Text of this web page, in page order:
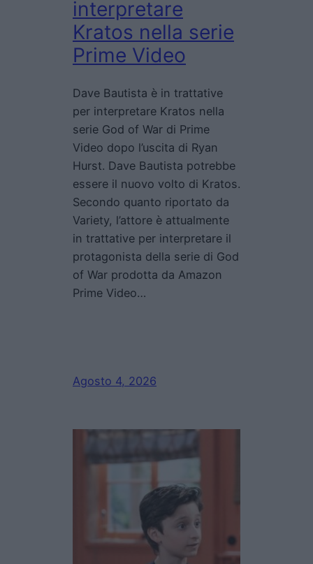
interpretare
Kratos nella serie
Prime Video
Dave Bautista è in trattative
per interpretare Kratos nella
serie God of War di Prime
Video dopo l’uscita di Ryan
Hurst. Dave Bautista potrebbe
essere il nuovo volto di Kratos.
Secondo quanto riportato da
Variety, l’attore è attualmente
in trattative per interpretare il
protagonista della serie di God
of War prodotta da Amazon
Prime Video…
Agosto 4, 2026